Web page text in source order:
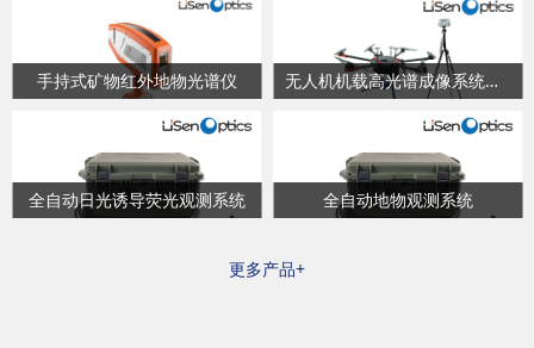
手持式矿物红外地物光谱仪 无人机机载高光谱成像系统（多平台通用版）
全自动日光诱导荧光观测系统 全自动地物观测系统
更多产品+